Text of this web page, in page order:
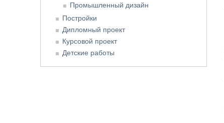
Промышленный дизайн
Постройки
Дипломный проект
Курсовой проект
Детские работы